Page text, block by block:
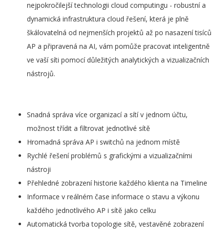
nejpokročilejší technologii cloud computingu - robustní a
dynamická infrastruktura cloud řešení, která je plně
škálovatelná od nejmenších projektů až po nasazení tisíců
AP a připravená na AI, vám pomůže pracovat inteligentně
ve vaší síti pomocí důležitých analytických a vizualizačních
nástrojů.
Snadná správa více organizací a sítí v jednom účtu,
možnost třídit a filtrovat jednotlivé sítě
Hromadná správa AP i switchů na jednom místě
Rychlé řešení problémů s grafickými a vizualizačními
nástroji
Přehledné zobrazení historie každého klienta na Timeline
Informace v reálném čase informace o stavu a výkonu
každého jednotlivého AP i sítě jako celku
Automatická tvorba topologie sítě, vestavěné zobrazení